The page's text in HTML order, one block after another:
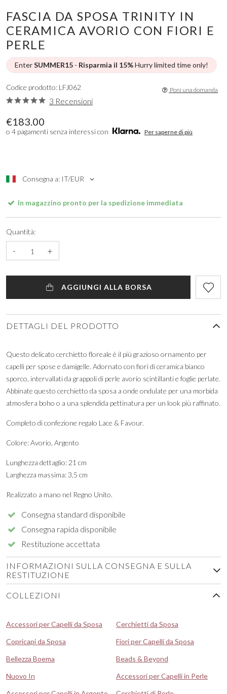
FASCIA DA SPOSA TRINITY IN
CERAMICA AVORIO CON FIORI E
PERLE
EnterSUMMER15 - Risparmia il 15%Hurry limited time only!
€183.00
o 4 pagamenti senza interessi con Per saperne di più
Consegna a: IT/EUR
Codice prodotto: LFJ062
3 Recensioni
Poni una domanda
In magazzino pronto per la spedizione immediata
Quantità:
- +
AGGIUNGI ALLA BORSA
DETTAGLI DEL PRODOTTO
Questo delicato cerchietto floreale è il più grazioso ornamento per
capelli per spose e damigelle. Adornato con fiori di ceramica bianco
sporco, intervallati da grappoli di perle avorio scintillanti e foglie perlate.
Abbinate questo cerchietto da sposa a onde ondulate per una morbida
atmosfera boho o a una splendida pettinatura per un look più raffinato.
Completo di confezione regalo Lace & Favour.
Colore: Avorio, Argento
Lunghezza dettaglio: 21 cm
Larghezza massima: 3,5 cm
Realizzato a mano nel Regno Unito.
Consegna standard disponibile
Consegna rapida disponibile
Restituzione accettata
INFORMAZIONI SULLA CONSEGNA E SULLA
RESTITUZIONE
COLLEZIONI
Accessori per Capelli da Sposa
Cerchietti da Sposa
Copricapi da Sposa
Fiori per Capelli da Sposa
Bellezza Boema
Beads & Beyond
Nuovo In
Accessori per Capelli in Perle